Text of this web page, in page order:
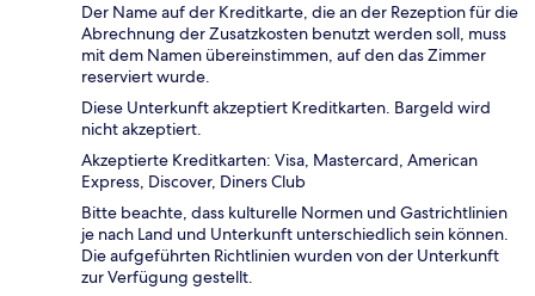
Der Name auf der Kreditkarte, die an der Rezeption für die
Abrechnung der Zusatzkosten benutzt werden soll, muss
mit dem Namen übereinstimmen, auf den das Zimmer
reserviert wurde.
Diese Unterkunft akzeptiert Kreditkarten. Bargeld wird
nicht akzeptiert.
Akzeptierte Kreditkarten: Visa, Mastercard, American
Express, Discover, Diners Club
Bitte beachte, dass kulturelle Normen und Gastrichtlinien
je nach Land und Unterkunft unterschiedlich sein können.
Die aufgeführten Richtlinien wurden von der Unterkunft
zur Verfügung gestellt.